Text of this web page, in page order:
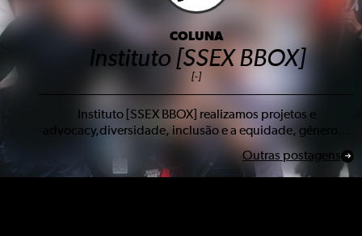
COLUNA
Instituto [SSEX BBOX]
[-]
Instituto [SSEX BBOX] realizamos projetos e
advocacy,diversidade, inclusão e a equidade, gênero…
Outras postagens